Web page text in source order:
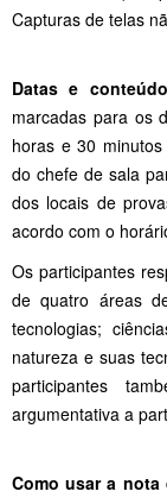
Capturas de telas
Datas e
marcadas para os
horas e 30
do chefe de sala
dos locais de
acordo com o
Os participantes
de quatro áreas
tecnologias;
natureza e suas
participantes
argumentativa a
Como usar a nota